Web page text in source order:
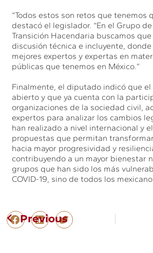
“Todos estos son retos que tenemos
destacó el legislador. “En el Grupo
Transición Hacendaria buscamos
discusión técnica e incluyente,
mejores expertos y expertas en
públicas que tenemos en México.”
Finalmente, el diputado indicó que
abierto y que ya cuenta con la
organizaciones de la sociedad civil,
expertos para analizar los cambios
han realizado a nivel internacional y
propuestas que permitan
hacia mayor progresividad y
contribuyendo a un mayor bienestar
grupos que han sido los más
COVID-19, sino de todos los
Previous